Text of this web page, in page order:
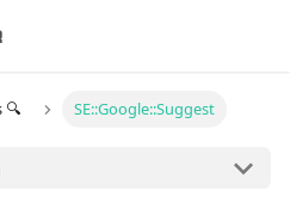
🔍 SE::Google::Suggest